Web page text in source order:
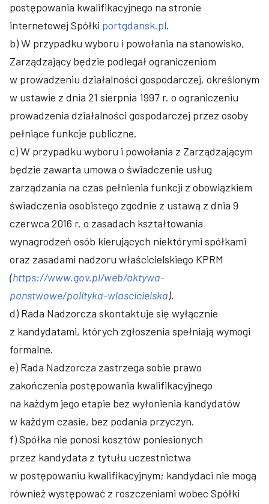
postępowania kwalifikacyjnego na stronie
internetowej Spółki portgdansk.pl.
b) W przypadku wyboru i powołania na stanowisko,
Zarządzający będzie podlegał ograniczeniom
w prowadzeniu działalności gospodarczej, określonym
w ustawie z dnia 21 sierpnia 1997 r. o ograniczeniu
prowadzenia działalności gospodarczej przez osoby
pełniące funkcje publiczne.
c) W przypadku wyboru i powołania z Zarządzającym
będzie zawarta umowa o świadczenie usług
zarządzania na czas pełnienia funkcji z obowiązkiem
świadczenia osobistego zgodnie z ustawą z dnia 9
czerwca 2016 r. o zasadach kształtowania
wynagrodzeń osób kierujących niektórymi spółkami
oraz zasadami nadzoru właścicielskiego KPRM
(https://www.gov.pl/web/aktywa-
panstwowe/polityka-wlascicielska).
d) Rada Nadzorcza skontaktuje się wyłącznie
z kandydatami, których zgłoszenia spełniają wymogi
formalne.
e) Rada Nadzorcza zastrzega sobie prawo
zakończenia postępowania kwalifikacyjnego
na każdym jego etapie bez wyłonienia kandydatów
w każdym czasie, bez podania przyczyn.
f) Spółka nie ponosi kosztów poniesionych
przez kandydata z tytułu uczestnictwa
w postępowaniu kwalifikacyjnym; kandydaci nie mogą
również występować z roszczeniami wobec Spółki